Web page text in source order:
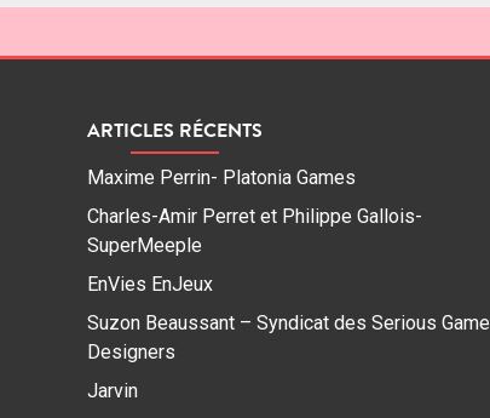
ARTICLES RÉCENTS
Maxime Perrin- Platonia Games
Charles-Amir Perret et Philippe Gallois-
SuperMeeple
EnVies EnJeux
Suzon Beaussant – Syndicat des Serious Game
Designers
Jarvin